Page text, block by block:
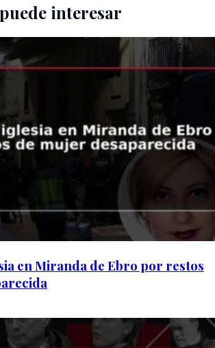
interesar
en Miranda de Ebro por restos